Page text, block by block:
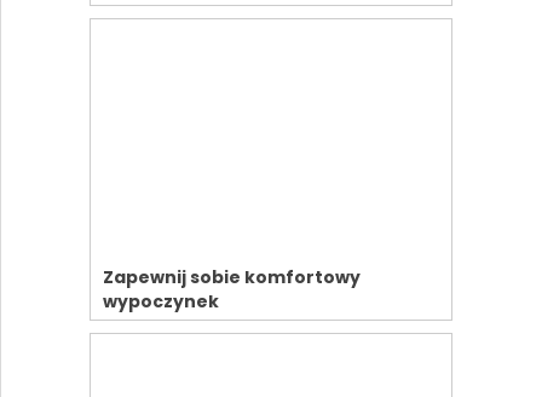
Zapewnij sobie komfortowy
wypoczynek